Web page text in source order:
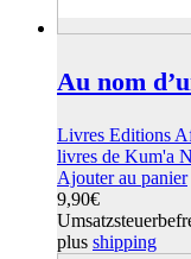
Au nom
Livres Editions
livres de Kum'a
Ajouter au panier
9,90€
plus shipping